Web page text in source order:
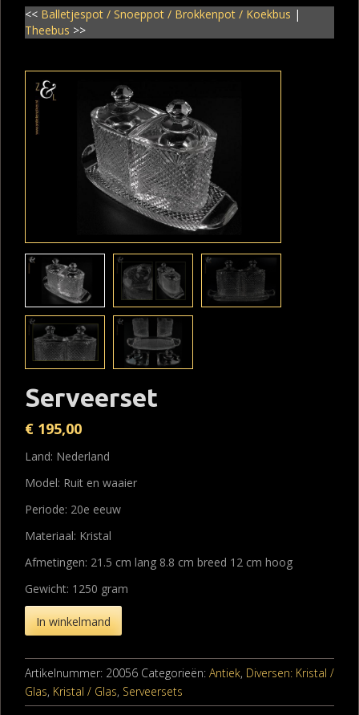
<< Balletjespot / Snoeppot / Brokkenpot / Koekbus |
Theebus >>
Serveerset
€ 195,00
Land: Nederland
Model: Ruit en waaier
Periode: 20e eeuw
Materiaal: Kristal
Afmetingen: 21.5 cm lang 8.8 cm breed 12 cm hoog
Gewicht: 1250 gram
In winkelmand
Artikelnummer: 20056 Categorieën: Antiek, Diversen: Kristal /
Glas, Kristal / Glas, Serveersets